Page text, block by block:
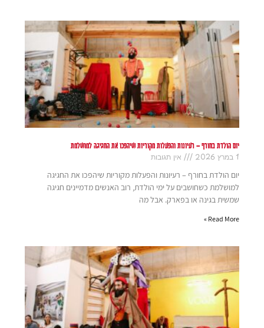
יום הולדת בחורף – רעיונות והפעלות מקוריות שיהפכו את החגיגה למושלמת
1 במרץ 2026
אין תגובות
יום הולדת בחורף – רעיונות והפעלות מקוריות שיהפכו את החגיגה
למושלמת כשחושבים על ימי הולדת, רוב האנשים מדמיינים חגיגה
שמשית בגינה או בפארק. אבל מה
Read More »